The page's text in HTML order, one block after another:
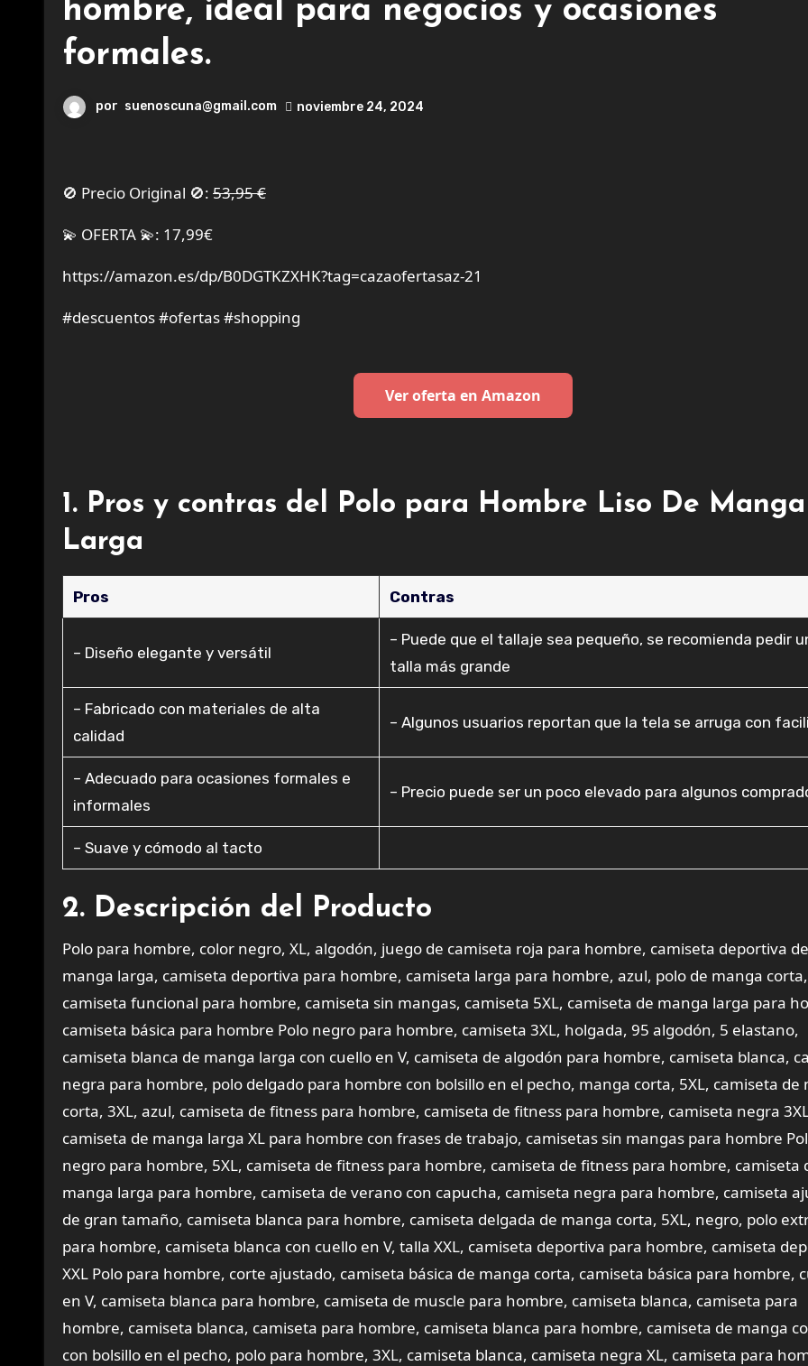
hombre, ideal para negocios y ocasiones
formales.
por suenoscuna@gmail.com noviembre 24, 2024
🚫 Precio Original 🚫: 53,95 €
💫 OFERTA 💫: 17,99€
https://amazon.es/dp/B0DGTKZXHK?tag=cazaofertasaz-21
#descuentos #ofertas #shopping
Ver oferta en Amazon
1. Pros y contras del Polo para Hombre Liso De Manga
Larga
Pros Contras
– Diseño elegante y versátil
– Puede que el tallaje sea pequeño, se recomienda pedir
talla más grande
– Fabricado con materiales de alta
calidad
– Algunos usuarios reportan que la tela se arruga con
– Adecuado para ocasiones formales e
informales
– Precio puede ser un poco elevado para algunos
– Suave y cómodo al tacto
2. Descripción del Producto
Polo para hombre, color negro, XL, algodón, juego de camiseta roja para hombre, camiseta deportiva de
manga larga, camiseta deportiva para hombre, camiseta larga para hombre, azul, polo de manga corta,
camiseta funcional para hombre, camiseta sin mangas, camiseta 5XL, camiseta de manga larga para
camiseta básica para hombre Polo negro para hombre, camiseta 3XL, holgada, 95 algodón, 5 elastano,
camiseta blanca de manga larga con cuello en V, camiseta de algodón para hombre, camiseta blanca,
negra para hombre, polo delgado para hombre con bolsillo en el pecho, manga corta, 5XL, camiseta de
corta, 3XL, azul, camiseta de fitness para hombre, camiseta de fitness para hombre, camiseta negra
camiseta de manga larga XL para hombre con frases de trabajo, camisetas sin mangas para hombre
negro para hombre, 5XL, camiseta de fitness para hombre, camiseta de fitness para hombre, camiseta
manga larga para hombre, camiseta de verano con capucha, camiseta negra para hombre, camiseta
de gran tamaño, camiseta blanca para hombre, camiseta delgada de manga corta, 5XL, negro, polo
para hombre, camiseta blanca con cuello en V, talla XXL, camiseta deportiva para hombre, camiseta
XXL Polo para hombre, corte ajustado, camiseta básica de manga corta, camiseta básica para hombre,
en V, camiseta blanca para hombre, camiseta de muscle para hombre, camiseta blanca, camiseta para
hombre, camiseta blanca, camiseta para hombre, camiseta blanca para hombre, camiseta de manga
con bolsillo en el pecho, polo para hombre, 3XL, camiseta blanca, camiseta negra XL, camiseta para